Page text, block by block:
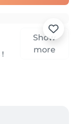
Show
more